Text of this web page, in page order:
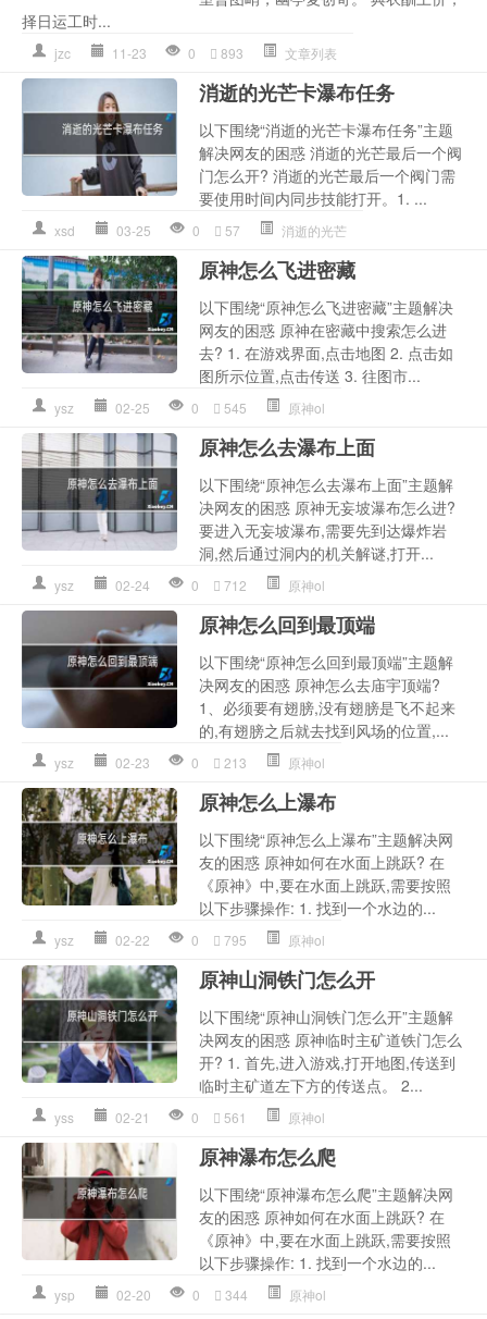
择日运工时...
jzc 11-23 0 893 文章列表
消逝的光芒卡瀑布任务
以下围绕“消逝的光芒卡瀑布任务”主题
解决网友的困惑 消逝的光芒最后一个阀
门怎么开? 消逝的光芒最后一个阀门需
要使用时间内同步技能打开。1. ...
xsd 03-25 0 57 消逝的光芒
原神怎么飞进密藏
以下围绕“原神怎么飞进密藏”主题解决
网友的困惑 原神在密藏中搜索怎么进
去? 1. 在游戏界面,点击地图 2. 点击如
图所示位置,点击传送 3. 往图市...
ysz 02-25 0 545 原神ol
原神怎么去瀑布上面
以下围绕“原神怎么去瀑布上面”主题解
决网友的困惑 原神无妄坡瀑布怎么进?
要进入无妄坡瀑布,需要先到达爆炸岩
洞,然后通过洞内的机关解谜,打开...
ysz 02-24 0 712 原神ol
原神怎么回到最顶端
以下围绕“原神怎么回到最顶端”主题解
决网友的困惑 原神怎么去庙宇顶端?
1、必须要有翅膀,没有翅膀是飞不起来
的,有翅膀之后就去找到风场的位置,...
ysz 02-23 0 213 原神ol
原神怎么上瀑布
以下围绕“原神怎么上瀑布”主题解决网
友的困惑 原神如何在水面上跳跃? 在
《原神》中,要在水面上跳跃,需要按照
以下步骤操作: 1. 找到一个水边的...
ysz 02-22 0 795 原神ol
原神山洞铁门怎么开
以下围绕“原神山洞铁门怎么开”主题解
决网友的困惑 原神临时主矿道铁门怎么
开? 1. 首先,进入游戏,打开地图,传送到
临时主矿道左下方的传送点。 2...
yss 02-21 0 561 原神ol
原神瀑布怎么爬
以下围绕“原神瀑布怎么爬”主题解决网
友的困惑 原神如何在水面上跳跃? 在
《原神》中,要在水面上跳跃,需要按照
以下步骤操作: 1. 找到一个水边的...
ysp 02-20 0 344 原神ol